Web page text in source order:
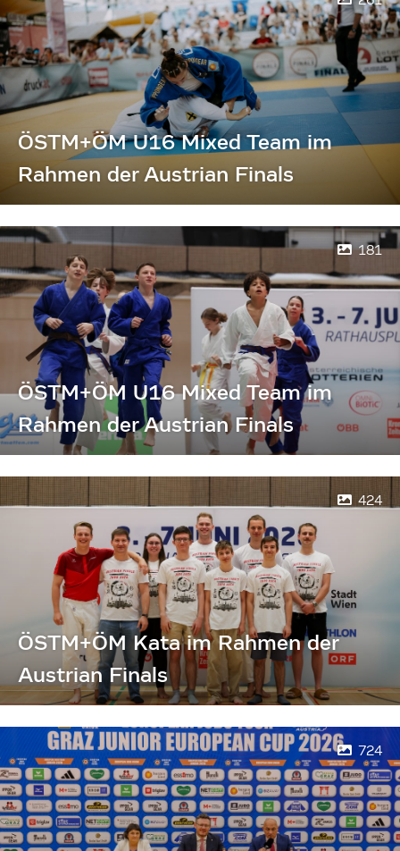
ÖSTM+ÖM U16 Mixed Team im
Rahmen der Austrian Finals
181
ÖSTM+ÖM U16 Mixed Team im
Rahmen der Austrian Finals
424
ÖSTM+ÖM Kata im Rahmen der
Austrian Finals
724